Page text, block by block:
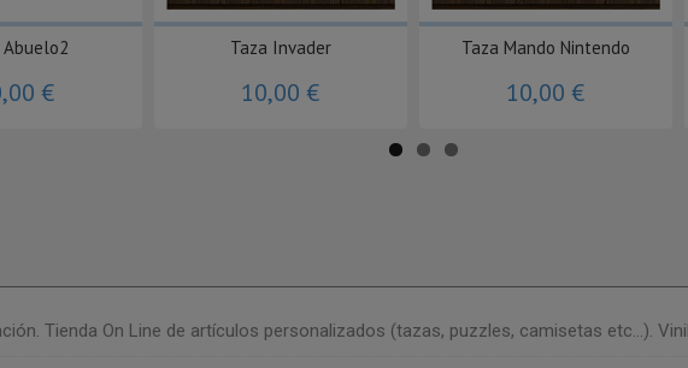
Abuelo2
€
Taza Invader
10,00 €
Taza Mando Nintendo
10,00 €
Tienda On Line de artículos personalizados (tazas, puzzles, camisetas etc...).